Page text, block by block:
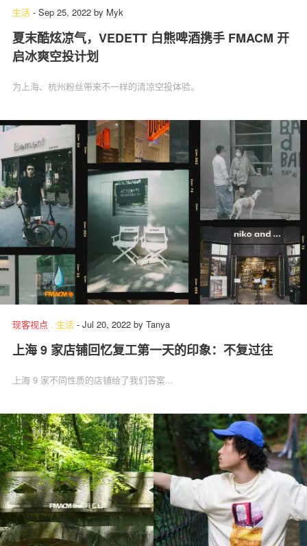
生活 - Sep 25, 2022 by Myk
夏末酷炫凉气，VEDETT 白熊啤酒携手 FMACM 开
启冰爽空投计划
为上海、杭州粉丝带来不一样的清凉空投体验。
现客视点 . 生活 - Jul 20, 2022 by Tanya
上海 9 家店铺回忆复工第一天的印象：不复过往
上海 9 家不同性质的店铺给了我们答案...